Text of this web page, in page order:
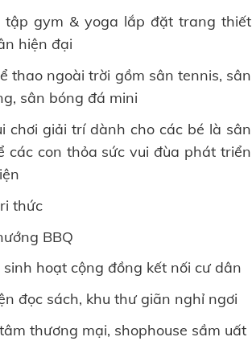
tập gym & yoga lắp đặt trang thiết
hiện đại
thao ngoài trời gồm sân tennis, sân
sân bóng đá mini
chơi giải trí dành cho các bé là sân
các con thỏa sức vui đùa phát triển
thức
BBQ
sinh hoạt cộng đồng kết nối cư dân
đọc sách, khu thư giãn nghỉ ngơi
thương mại, shophouse sầm uất